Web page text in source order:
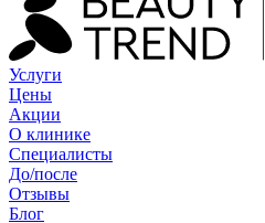
Услуги
Цены
Акции
О клинике
Специалисты
До/после
Отзывы
Блог